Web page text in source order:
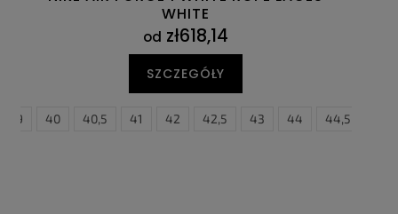
45,5 46 47,5
WHITE
od zł618,14
SZCZEGÓŁY
39 40 40,5 41 42 42,5 43 44 44,5